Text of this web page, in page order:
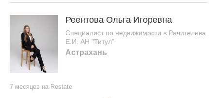
Реентова Ольга Игоревна
Специалист по недвижимости в Рачителева
Е.И. АН "Титул"
Астрахань
7 месяцев на Restate